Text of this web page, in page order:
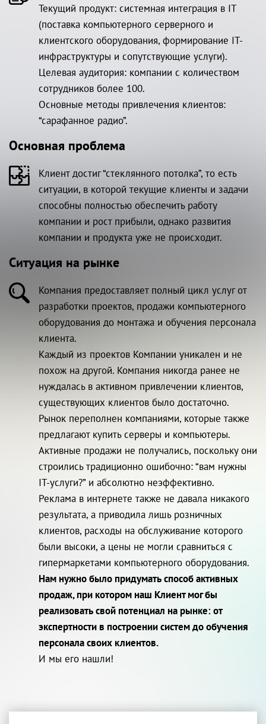
Текущий продукт: системная интеграция в IT
(поставка компьютерного серверного и
клиентского оборудования, формирование IT-
инфраструктуры и сопутствующие услуги).
Целевая аудитория: компании с количеством
сотрудников более 100.
Основные методы привлечения клиентов:
“сарафанное радио”.
Основная проблема
Клиент достиг “стеклянного потолка”, то есть
ситуации, в которой текущие клиенты и задачи
способны полностью обеспечить работу
компании и рост прибыли, однако развития
компании и продукта уже не происходит.
Ситуация на рынке
Компания предоставляет полный цикл услуг от
разработки проектов, продажи компьютерного
оборудования до монтажа и обучения персонала
клиента.
Каждый из проектов Компании уникален и не
похож на другой. Компания никогда ранее не
нуждалась в активном привлечении клиентов,
существующих клиентов было достаточно.
Рынок переполнен компаниями, которые также
предлагают купить серверы и компьютеры.
Активные продажи не получались, поскольку они
строились традиционно ошибочно: “вам нужны
IT-услуги?” и абсолютно неэффективно.
Реклама в интернете также не давала никакого
результата, а приводила лишь розничных
клиентов, расходы на обслуживание которого
были высоки, а цены не могли сравниться с
гипермаркетами компьютерного оборудования.
Нам нужно было придумать способ активных
продаж, при котором наш Клиент мог бы
реализовать свой потенциал на рынке: от
экспертности в построении систем до обучения
персонала своих клиентов.
И мы его нашли!